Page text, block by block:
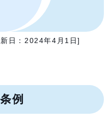
日：2024年4月1日]
例